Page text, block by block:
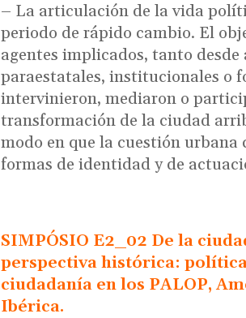
– La articulación de la vida
periodo de rápido cambio. El
agentes implicados, tanto
paraestatales, institucionales o
intervinieron, mediaron o
transformación de la ciudad
modo en que la cuestión
formas de identidad y de
SIMPÓSIO E2_02 De la
perspectiva histórica:
ciudadanía en los PALOP,
Ibérica.